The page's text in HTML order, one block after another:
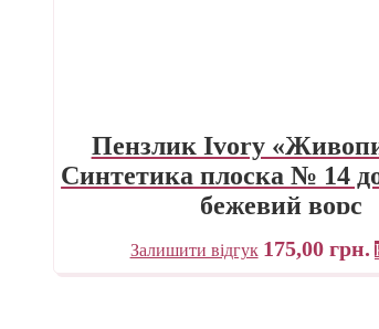
Пензлик Ivory
Синтетика плоска № 14
бежевий ворс
Залишити відгук 175,00 грн.